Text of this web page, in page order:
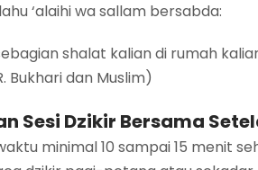
‘alaihi wa sallam bersabda:
shalat kalian di rumah
Bukhari dan Muslim)
Sesi Dzikir Bersama
minimal 10 sampai 15 menit